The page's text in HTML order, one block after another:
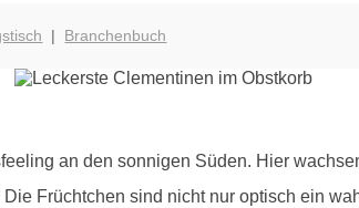
| Branchenbuch
an den sonnigen Süden. Hier
Früchtchen sind nicht nur optisch ein